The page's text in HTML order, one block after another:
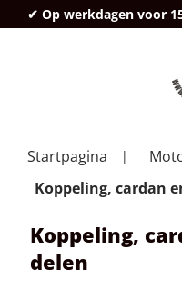
✔ Op werkdagen voor
Startpagina
Koppeling, cardan
Koppeling,
delen